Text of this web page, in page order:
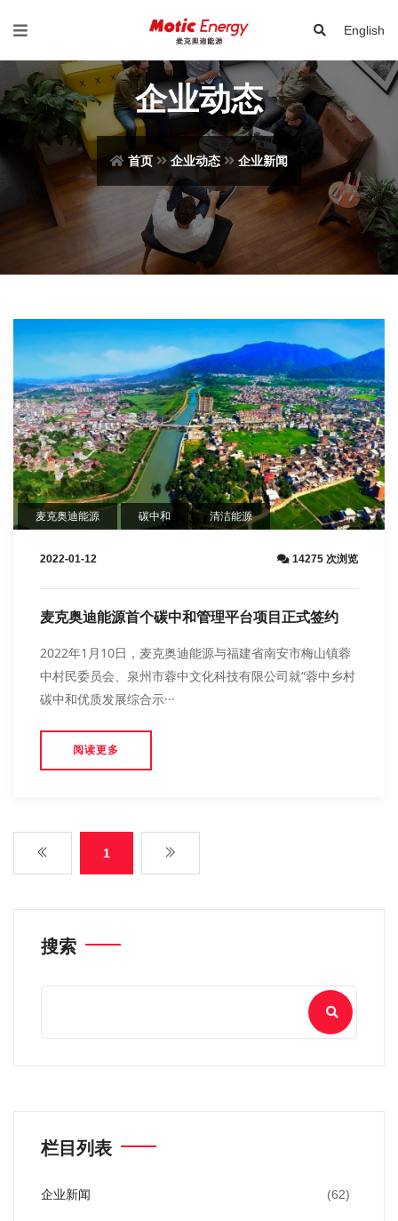
English
企业动态
首页 企业动态 企业新闻
麦克奥迪能源 碳中和 清洁能源
2022-01-12 14275 次浏览
麦克奥迪能源首个碳中和管理平台项目正式签约
2022年1月10日，麦克奥迪能源与福建省南安市梅山镇蓉
中村民委员会、泉州市蓉中文化科技有限公司就“蓉中乡村
碳中和优质发展综合示···
阅读更多
1
搜索
栏目列表
企业新闻 (62)